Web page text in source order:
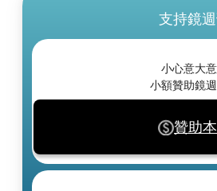
支持鏡
小心意大
小額贊助鏡週
贊助